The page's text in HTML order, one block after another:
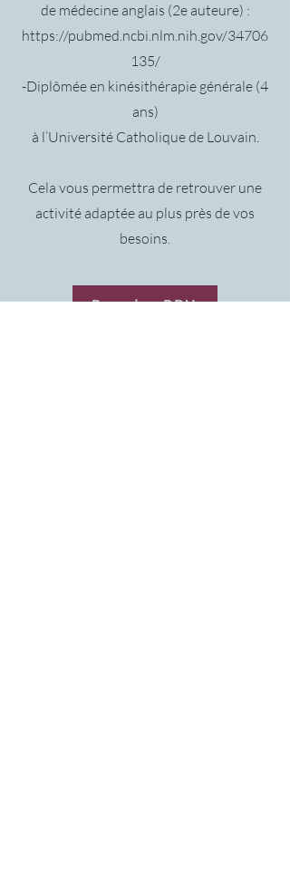
de médecine anglais (2e auteure) :
https://pubmed.ncbi.nlm.nih.gov/34706
135/
-Diplômée en kinésithérapie générale (4
ans)
à l’Université Catholique de Louvain.
Cela vous permettra de retrouver une
activité adaptée au plus près de vos
besoins.
Prendre RDV